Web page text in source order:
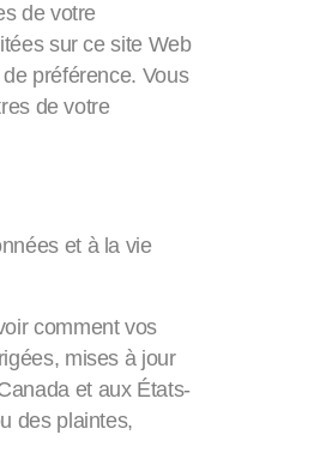
de votre
sur ce site Web
préférence. Vous
de votre
et à la vie
comment vos
mises à jour
et aux États-
des plaintes,